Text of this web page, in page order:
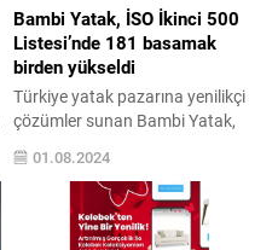
markalı ürünleri eksiksiz ürün
yelpazesi ile...
Bambi Yatak, İSO İkinci 500
Listesi’nde 181 basamak
birden yükseldi
Türkiye yatak pazarına yenilikçi
çözümler sunan Bambi Yatak,
2022’de 288’inci sırada yer aldığı
İstanbul Sanayi Odası (İSO) İkinci
500 Listesi’nde 2023’te 181
basamak birden yükselerek 107.
sıraya yerleşti. Uykuyu sanata
01.08.2024